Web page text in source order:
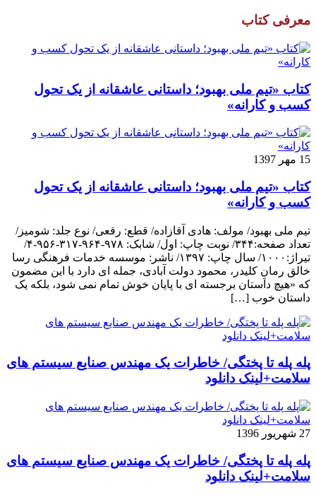
معرفی کتاب
کتاب «تیم ملی بهبود؛ داستانی عاشقانه از یک تحول
کسب و کارانه»
15 مهر 1397
کتاب «تیم ملی بهبود؛ داستانی عاشقانه از یک تحول
کسب و کارانه»
تیم ملی بهبود/ مولف: هادی آقازاده/ قطع: رقعی/ نوع جلد: شومیز/
تعداد صفحه:۳۴۴/ نوبت چاپ: اول/ شابک: ۹۷۸-۹۶۴-۳۱۷-۹۵۶-۴/
تیراژ:۱۰۰۰/ سال چاپ: ۱۳۹۷/ ناشر: موسسه خدمات فرهنگی رسا
خالق رمانِ کلیدر، محمود دولت آبادی، جمله ای دارد با این مضمون
که «هیچ داستان برجسته ای با پایان خوش تمام نمی شود، بلکه یک
داستان خوب […]
پله پله تا پختگی/ خاطرات یک مهندس صنایع سیستم های
سلامت+لینک دانلود
27 شهریور 1396
پله پله تا پختگی/ خاطرات یک مهندس صنایع سیستم های
سلامت+لینک دانلود